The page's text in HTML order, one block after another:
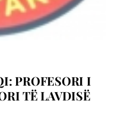
PROFESORI I
TË LAVDISË